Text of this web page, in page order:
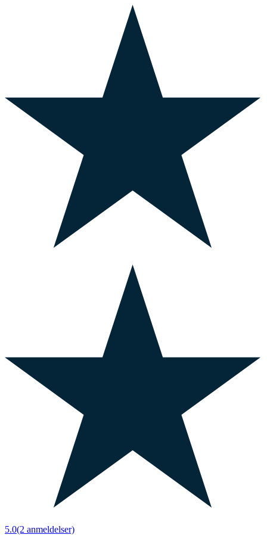
5.0(2 anmeldelser)